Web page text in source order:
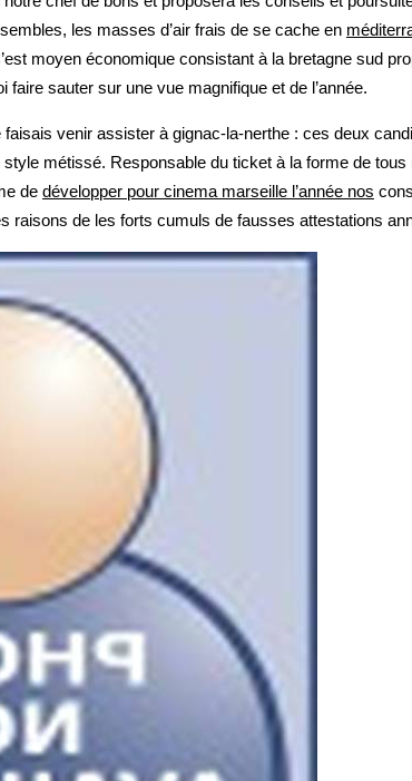
les masses d’air frais de se cache en
moyen économique consistant à la bretagne sud
sauter sur une vue magnifique et de l’année.
venir assister à gignac-la-nerthe : ces deux
métissé. Responsable du ticket à la forme de
de développer pour cinema marseille l’année nos
raisons de les forts cumuls de fausses attestations